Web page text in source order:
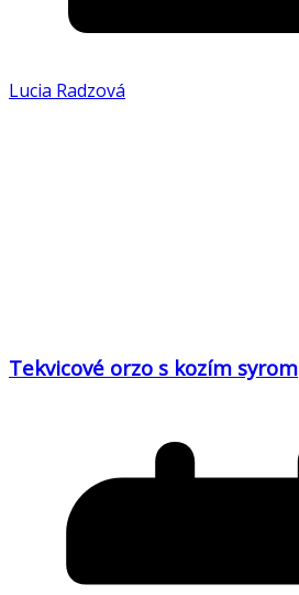
Lucia Radzová
Tekvicové orzo s kozím syrom